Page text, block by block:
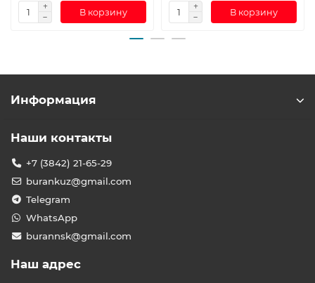
В корзину В корзину
Информация
Наши контакты
+7 (3842) 21-65-29
burankuz@gmail.com
Telegram
WhatsApp
burannsk@gmail.com
Наш адрес